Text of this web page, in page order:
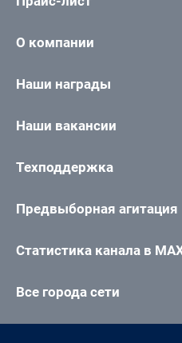
О компании
Наши награды
Наши вакансии
Техподдержка
Предвыборная агитация
Статистика канала в
Все города сети